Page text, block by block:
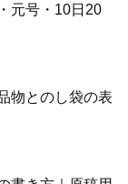
元号・10日20
物とのし袋の表